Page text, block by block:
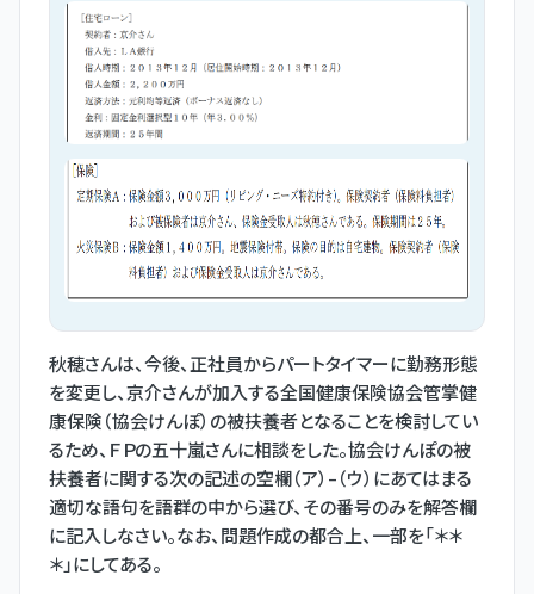
秋穂さんは、今後、正社員からパートタイマーに勤務形態
を変更し、京介さんが加入する全国健康保険協会管掌健
康保険（協会けんぽ）の被扶養者となることを検討してい
るため、ＦＰの五十嵐さんに相談をした。協会けんぽの被
扶養者に関する次の記述の空欄（ア）-（ウ）にあてはまる
適切な語句を語群の中から選び、その番号のみを解答欄
に記入しなさい。なお、問題作成の都合上、一部を「＊＊
＊」にしてある。